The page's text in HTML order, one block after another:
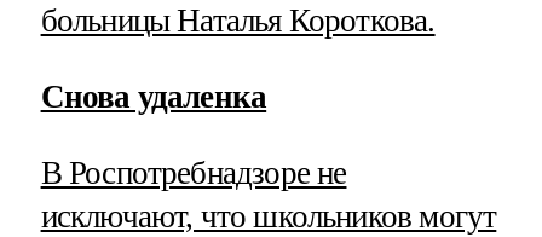
больницы Наталья Короткова.
Снова удаленка
В Роспотребнадзоре не
исключают, что школьников могут